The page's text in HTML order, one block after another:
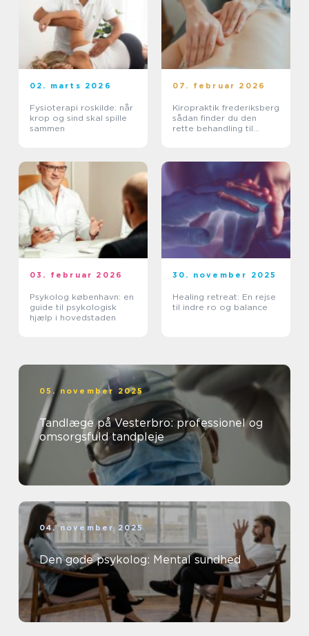
02. marts 2026
Fysioterapi roskilde: når
krop og sind skal spille
sammen
07. februar 2026
Kiropraktik frederiksberg
sådan finder du den
rette behandling til
03. februar 2026
Psykolog københavn: en
guide til psykologisk
hjælp i hovedstaden
30. november 2025
Healing retreat: En rejse
til indre ro og balance
05. november 2025
Tandlæge på Vesterbro: professionel og
omsorgsfuld tandpleje
04. november 2025
Den gode psykolog: Mental sundhed